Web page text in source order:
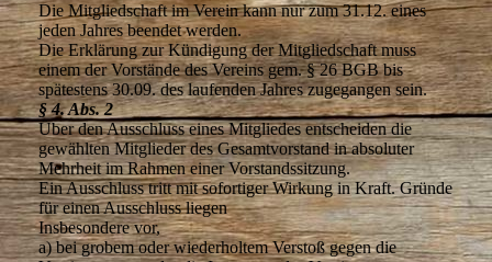
Die Mitgliedschaft im Verein kann nur zum 31.12. eines
jeden Jahres beendet werden.
Die Erklärung zur Kündigung der Mitgliedschaft muss
einem der Vorstände des Vereins gem. § 26 BGB bis
spätestens 30.09. des laufenden Jahres zugegangen sein.
§ 4. Abs. 2
Über den Ausschluss eines Mitgliedes entscheiden die
gewählten Mitglieder des Gesamtvorstand in absoluter
Mehrheit im Rahmen einer Vorstandssitzung.
Ein Ausschluss tritt mit sofortiger Wirkung in Kraft. Gründe
für einen Ausschluss liegen
Insbesondere vor,
a) bei grobem oder wiederholtem Verstoß gegen die